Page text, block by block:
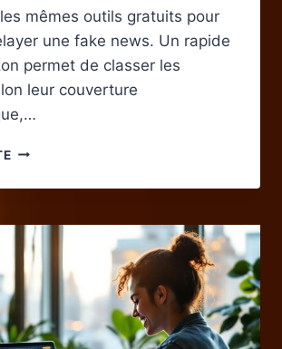
mêmes outils gratuits pour
une fake news. Un rapide
permet de classer les
leur couverture
LES
OUTILS
POUR
VÉRIFIER
LES
INFORMATIONS
EN
LIGNE
FACILEMENT